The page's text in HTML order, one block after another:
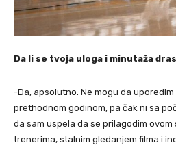
Da li se tvoja uloga i minutaža
-Da, apsolutno. Ne mogu da
prethodnom godinom, pa čak ni sa
da sam uspela da se prilagodim
trenerima, stalnim gledanjem filma i